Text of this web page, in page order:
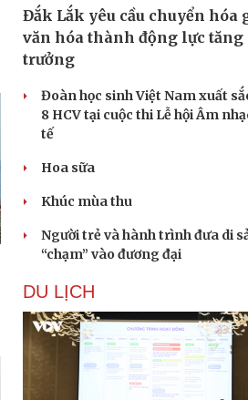
Đắk Lắk yêu cầu chuyển hóa
văn hóa thành động lực tăng
trưởng
Đoàn học sinh Việt Nam xuất
8 HCV tại cuộc thi Lễ hội Âm
tế
Hoa sữa
Khúc mùa thu
Người trẻ và hành trình đưa di
“chạm” vào đương đại
DU LỊCH